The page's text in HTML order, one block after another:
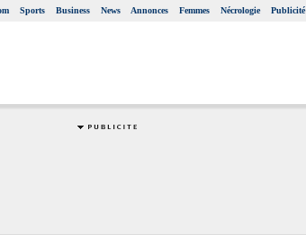
Sports Business News Annonces Femmes Nécrologie Publicité